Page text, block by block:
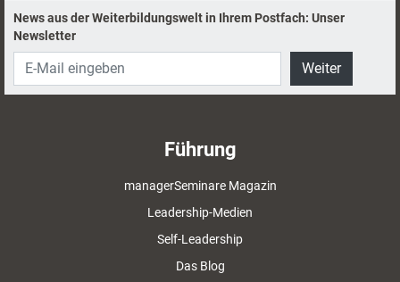
News aus der Weiterbildungswelt in Ihrem Postfach: Unser
Newsletter
Weiter
Führung
managerSeminare Magazin
Leadership-Medien
Self-Leadership
Das Blog